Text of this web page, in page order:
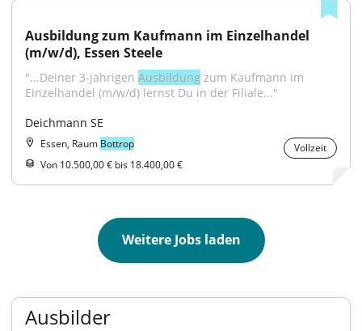
Ausbildung zum Kaufmann im Einzelhandel
(m/w/d), Essen Steele
"...Deiner 3-jährigen Ausbildung zum Kaufmann im
Einzelhandel (m/w/d) lernst Du in der Filiale..."
Deichmann SE
Essen, Raum Bottrop
Vollzeit
Von 10.500,00 € bis 18.400,00 €
Weitere Jobs laden
Ausbilder